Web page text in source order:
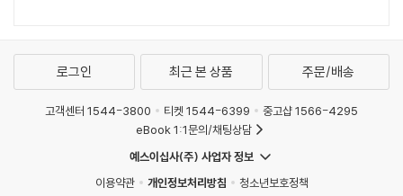
로그인 최근 본 상품 주문/배송
고객센터 1544-3800 티켓 1544-6399
중고샵 1566-4295
eBook 1:1문의/채팅상담
예스이십사(주) 사업자 정보
이용약관
개인정보처리방침
청소년보호정책